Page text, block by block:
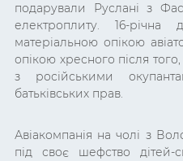
подарували Руслані з
електроплиту. 16-річна
матеріальною опікою
опікою хресного після того,
з російськими
батьківських прав.
Авіакомпанія на чолі з
під своє шефство дітей-